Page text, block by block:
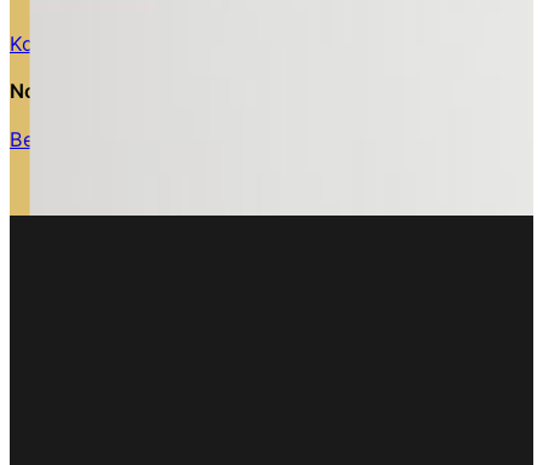
Kontaktiere uns
Noch nicht überzeugt? Schau dir an, was andere Eltern
Bewertungen